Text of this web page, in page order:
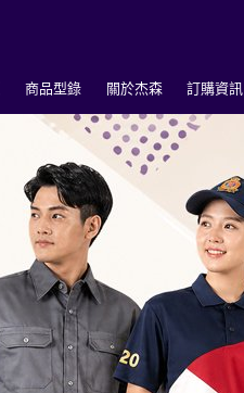
商品型錄 關於杰森 訂購資訊